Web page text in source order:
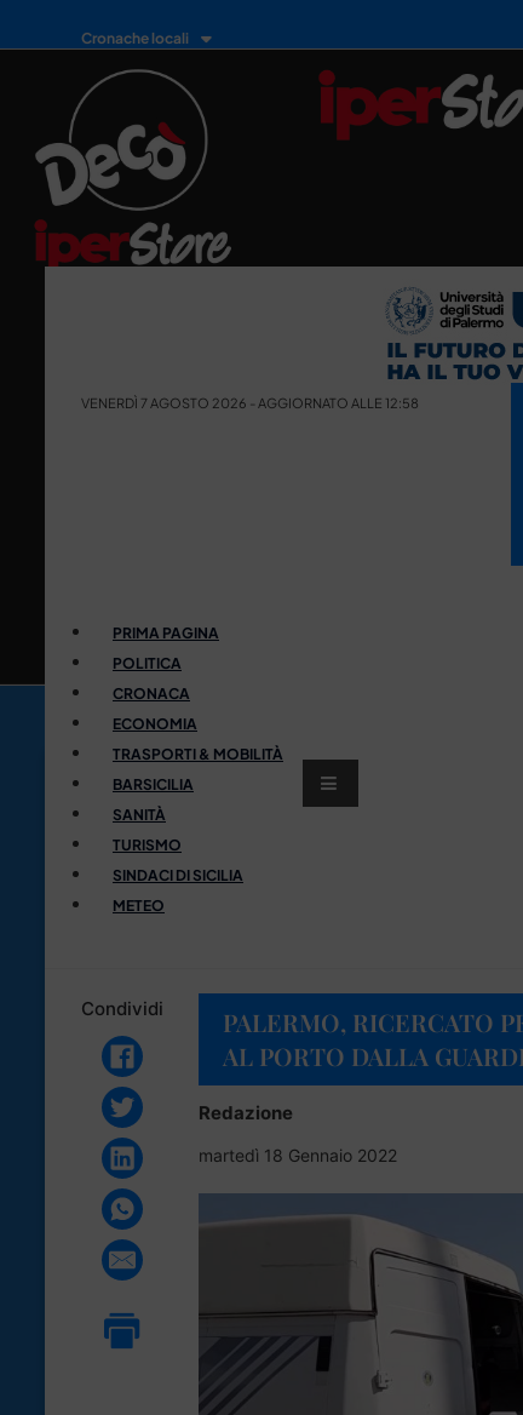
Cronache locali
VENERDÌ 7 AGOSTO 2026 - AGGIORNATO ALLE 12:58
PRIMA PAGINA
POLITICA
CRONACA
ECONOMIA
TRASPORTI & MOBILITÀ
BARSICILIA
SANITÀ
TURISMO
SINDACI DI SICILIA
METEO
Condividi
PALERMO, RICERCATO
AL PORTO DALLA
Redazione
martedì 18 Gennaio 2022